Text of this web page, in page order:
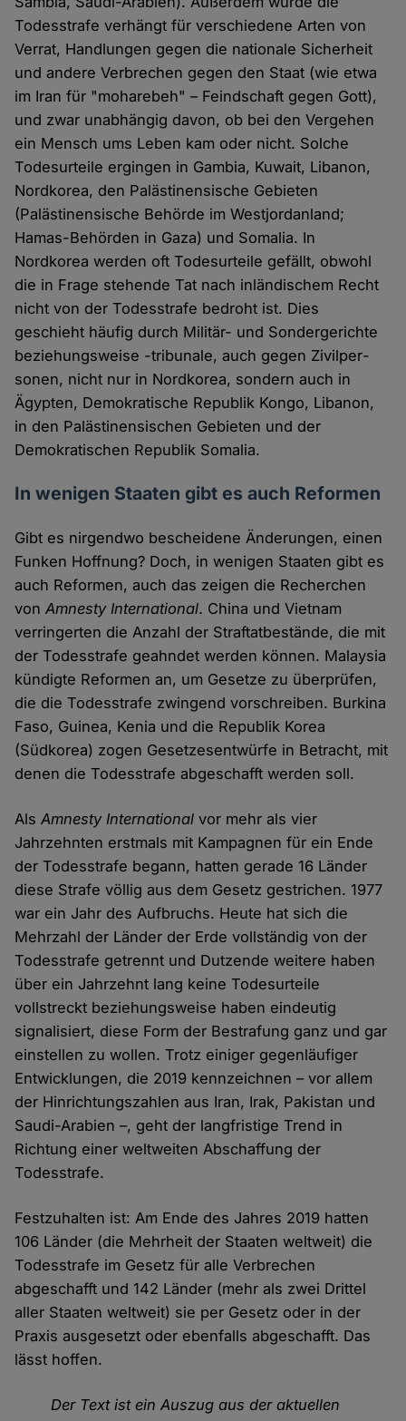
Todesstrafe verhängt für verschiedene Arten von
Verrat, Handlungen gegen die nationale Si­cherheit
und andere Verbrechen gegen den Staat (wie etwa
im Iran für "moharebeh" – Feindschaft gegen Gott),
und zwar unab­hängig davon, ob bei den Vergehen
ein Mensch ums Leben kam oder nicht. Solche
Todesurteile ergin­gen in Gambia, Kuwait, Libanon,
Nordkorea, den Palästinensische Gebieten
(Palästinensische Behörde im Westjor­danland;
Hamas-Behörden in Gaza) und Somalia. In
Nordkorea werden oft Todesurteile gefällt, obwohl
die in Frage stehende Tat nach inländischem Recht
nicht von der Todesstrafe bedroht ist. Dies
geschieht häufig durch Militär- und Sondergerichte
beziehungsweise -tribunale, auch gegen Zivilper­
sonen, nicht nur in Nordkorea, sondern auch in
Ägypten, Demokratische Repu­blik Kongo, Libanon,
in den Palästinensischen Gebieten und der
Demokratischen Republik Somalia.
In wenigen Staaten gibt es auch Reformen
Gibt es nirgendwo bescheidene Änderungen, einen
Funken Hoffnung? Doch, in wenigen Staaten gibt es
auch Reformen, auch das zeigen die Recherchen
vonAmnesty International. China und Vietnam
verringerten die Anzahl der Straftatbestände, die mit
der Todesstrafe geahndet werden können. Malaysia
kündigte Reformen an, um Gesetze zu überprüfen,
die die Todesstrafe zwingend vorschreiben. Burkina
Faso, Guinea, Kenia und die Republik Korea
(Südkorea) zogen Gesetzesentwürfe in Betracht, mit
denen die Todesstrafe abgeschafft werden soll.
AlsAmnesty International vor mehr als vier
Jahrzehnten erstmals mit Kampagnen für ein Ende
der Todesstrafe begann, hatten gerade 16 Länder
diese Strafe völlig aus dem Gesetz gestrichen. 1977
war ein Jahr des Aufbruchs. Heute hat sich die
Mehrzahl der Länder der Erde vollständig von der
Todesstrafe getrennt und Dutzende weitere haben
über ein Jahrzehnt lang keine Todesurteile
vollstreckt beziehungsweise haben eindeutig
signalisiert, diese Form der Bestrafung ganz und gar
einstellen zu wollen. Trotz einiger gegenläufiger
Entwicklungen, die 2019 kennzeichnen – vor allem
der Hinrichtungszahlen aus Iran, Irak, Pakistan und
Saudi-Arabien ­–, geht der langfristige Trend in
Richtung einer weltweiten Abschaffung der
Todesstrafe.
Festzuhalten ist: Am Ende des Jahres 2019 hatten
106 Länder (die Mehrheit der Staaten weltweit) die
Todesstrafe im Gesetz für alle Verbrechen
abgeschafft und 142 Länder (mehr als zwei Drittel
aller Staaten weltweit) sie per Gesetz oder in der
Praxis ausgesetzt oder ebenfalls abgeschafft. Das
lässt hoffen.
Der Text ist ein Auszug aus der aktuellen